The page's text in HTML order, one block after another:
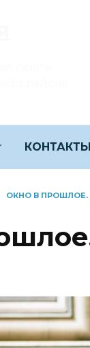
ОКНО В ПРОШЛОЕ.